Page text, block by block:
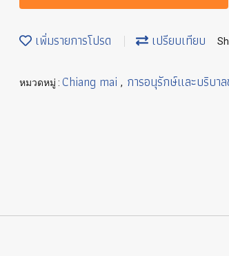
เพิ่มรายการโปรด เปรียบเทียบ
หมวดหมู่ : Chiang mai , การอนุรักษ์และบริบา